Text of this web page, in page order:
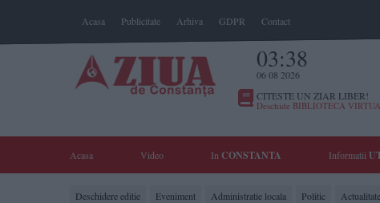
Acasa Publicitate Arhiva GDPR Contact
03:38
06 08 2026
CITESTE UN ZIAR LIBER!
Deschide BIBLIOTECA
Acasa Video In CONSTANTA Informatii
Deschidere editie Eveniment Administratie locala Politic Actualitate